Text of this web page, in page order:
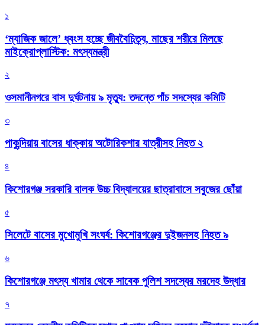
১
‘ম্যাজিক জালে’ ধ্বংস হচ্ছে জীববৈচিত্র্য, মাছের শরীরে মিলছে
মাইক্রোপ্লাস্টিক: মৎস্যমন্ত্রী
২
ওসমানীনগরে বাস দুর্ঘটনায় ৯ মৃত্যু: তদন্তে পাঁচ সদস্যের কমিটি
৩
পাকুন্দিয়ায় বাসের ধাক্কায় অটোরিকশার যাত্রীসহ নিহত ২
৪
কিশোরগঞ্জ সরকারি বালক উচ্চ বিদ্যালয়ের ছাত্রাবাসে সবুজের ছোঁয়া
৫
সিলেটে বাসের মুখোমুখি সংঘর্ষ: কিশোরগঞ্জের দুইজনসহ নিহত ৯
৬
কিশোরগঞ্জে মৎস্য খামার থেকে সাবেক পুলিশ সদস্যের মরদেহ উদ্ধার
৭